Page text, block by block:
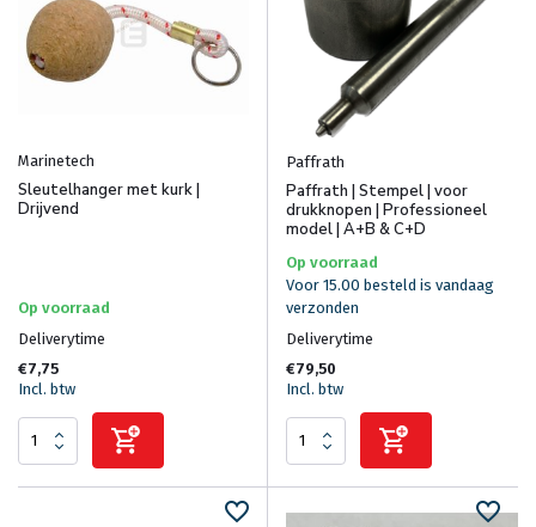
Marinetech
Sleutelhanger met kurk |
Drijvend
Op voorraad
Deliverytime
€7,75
Incl. btw
Paffrath
Paffrath | Stempel | voor
drukknopen | Professioneel
model | A+B & C+D
Op voorraad
Voor 15.00 besteld is vandaag
verzonden
Deliverytime
€79,50
Incl. btw